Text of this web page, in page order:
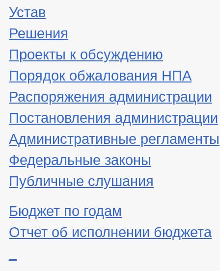
Устав
Решения
Проекты к обсуждению
Порядок обжалования НПА
Распоряжения администрации
Постановления администрации
Административные регламенты
Федеральные законы
Публичные слушания
Бюджет по годам
Отчет об исполнении бюджета